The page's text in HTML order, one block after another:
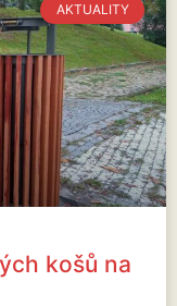
AKTUALITY
košů na